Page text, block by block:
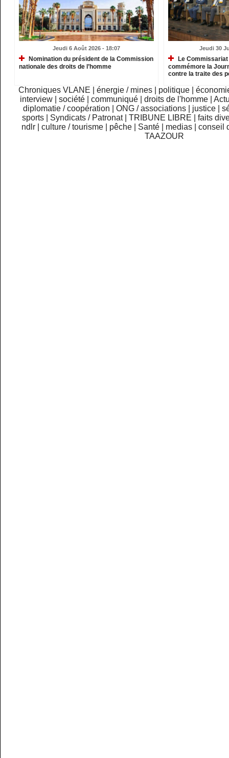
Jeudi 6 Août 2026 - 18:07
Nomination du président de la Commission
nationale des droits de l’homme
Jeudi 30
Le Commissariat
commémore la
contre la traite des
Chroniques VLANE énergie / mines politique
interview
|société |communiqué |droits de l'homme |
diplomatie / coopération
ONG / associations justice
sports
Syndicats / Patronat TRIBUNE LIBRE
faits
ndlr
|culture / tourisme pêche Santé medias |conseil
TAAZOUR